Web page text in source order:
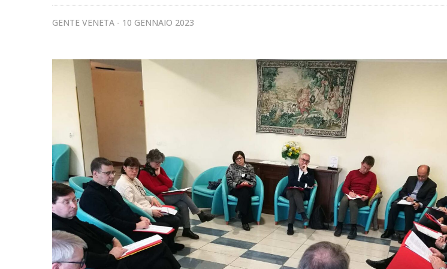
GENTE VENETA 10 GENNAIO 2023